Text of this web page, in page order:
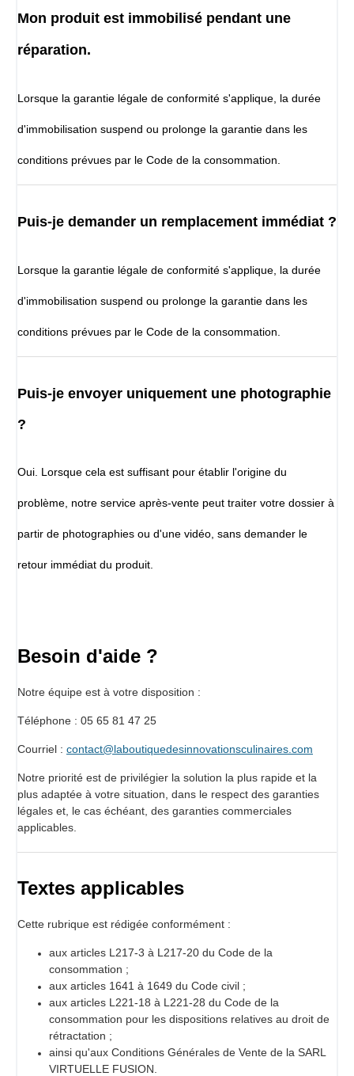
Mon produit est immobilisé pendant une
réparation.
Lorsque la garantie légale de conformité s'applique, la durée
d'immobilisation suspend ou prolonge la garantie dans les
conditions prévues par le Code de la consommation.
Puis-je demander un remplacement immédiat ?
Lorsque la garantie légale de conformité s'applique, la durée
d'immobilisation suspend ou prolonge la garantie dans les
conditions prévues par le Code de la consommation.
Puis-je envoyer uniquement une photographie
?
Oui. Lorsque cela est suffisant pour établir l'origine du
problème, notre service après-vente peut traiter votre dossier à
partir de photographies ou d'une vidéo, sans demander le
retour immédiat du produit.
Besoin d'aide ?
Notre équipe est à votre disposition :
Téléphone : 05 65 81 47 25
Courriel : contact@laboutiquedesinnovationsculinaires.com
Notre priorité est de privilégier la solution la plus rapide et la
plus adaptée à votre situation, dans le respect des garanties
légales et, le cas échéant, des garanties commerciales
applicables.
Textes applicables
Cette rubrique est rédigée conformément :
aux articles L217-3 à L217-20 du Code de la
consommation ;
aux articles 1641 à 1649 du Code civil ;
aux articles L221-18 à L221-28 du Code de la
consommation pour les dispositions relatives au droit de
rétractation ;
ainsi qu'aux Conditions Générales de Vente de la SARL
VIRTUELLE FUSION.